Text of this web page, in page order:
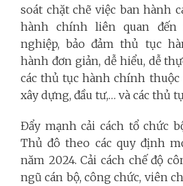
soát chặt chẽ việc ban hành
hành chính liên quan đến
nghiệp, bảo đảm thủ tục
hành đơn giản, dễ hiểu, dễ
các thủ tục hành chính thuộc
xây dựng, đầu tư,… và các thủ
Đẩy mạnh cải cách tổ chức
Thủ đô theo các quy định
năm 2024. Cải cách chế độ
ngũ cán bộ, công chức, viên